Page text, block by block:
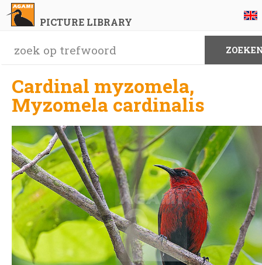
PICTURE LIBRARY
Cardinal myzomela,
Myzomela cardinalis